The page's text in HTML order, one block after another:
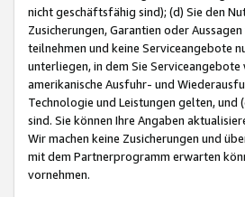
nicht geschäftsfähig sind); (d) Sie den
Zusicherungen, Garantien oder
teilnehmen und keine Serviceangebote
unterliegen, in dem Sie
amerikanische Ausfuhr- und
Technologie und Leistungen gelten,
sind. Sie können Ihre Angaben
Wir machen keine Zusicherungen und
mit dem Partnerprogramm erwarten
vornehmen.